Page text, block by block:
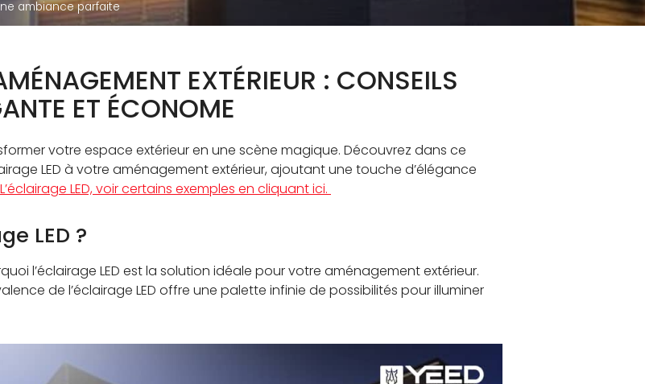
ambiance parfaite
EXTÉRIEUR : CONSEILS
ET ÉCONOME
votre espace extérieur en une scène magique. Découvrez dans ce
LED à votre aménagement extérieur, ajoutant une touche d’élégance
L’éclairage LED, voir certains exemples en cliquant ici.
LED ?
l’éclairage LED est la solution idéale pour votre aménagement extérieur.
de l’éclairage LED offre une palette infinie de possibilités pour illuminer